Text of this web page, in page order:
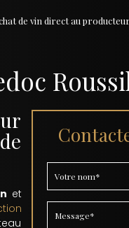
de vin direct au
et